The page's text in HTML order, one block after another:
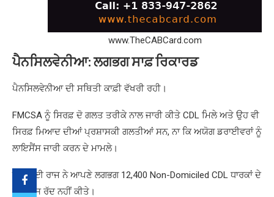
www.TheCABCard.com
ਪੈਨਸਿਲਵੇਨੀਆ: ਲਗਭਗ ਸਾਫ਼ ਰਿਕਾਰਡ
ਪੈਨਸਿਲਵੇਨੀਆ ਦੀ ਸਥਿਤੀ ਕਾਫ਼ੀ ਵੱਖਰੀ ਰਹੀ।
FMCSA ਨੂੰ ਸਿਰਫ਼ ਦੋ ਗਲਤ ਤਰੀਕੇ ਨਾਲ ਜਾਰੀ ਕੀਤੇ CDL ਮਿਲੇ ਅਤੇ ਉਹ ਵੀ
ਸਿਰਫ਼ ਮਿਆਦ ਦੀਆਂ ਪ੍ਰਸ਼ਾਸਕੀ ਗਲਤੀਆਂ ਸਨ, ਨਾ ਕਿ ਅਯੋਗ ਡਰਾਈਵਰਾਂ ਨੂੰ
ਲਾਇਸੈਂਸ ਜਾਰੀ ਕਰਨ ਦੇ ਮਾਮਲੇ।
ਇਸ ਲਈ ਰਾਜ ਨੇ ਆਪਣੇ ਲਗਭਗ 12,400 Non-Domiciled CDL ਧਾਰਕਾਂ ਦੇ
ਲਾਇਸੈਂਸ ਰੱਦ ਨਹੀਂ ਕੀਤੇ।